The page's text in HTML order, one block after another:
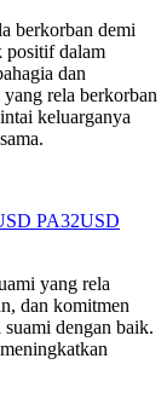
berkorban demi
positif dalam
dan
rela berkorban
keluarganya
PA32USD
yang rela
dan komitmen
dengan baik.